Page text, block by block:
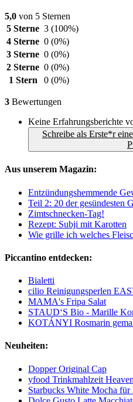
5,0 von 5 Sternen
5 Sterne 3 (100%)
4 Sterne 0 (0%)
3 Sterne 0 (0%)
2 Sterne 0 (0%)
1 Stern
0 (0%)
3 Bewertungen
Keine Erfahrungsberichte
Schreibe als Erste*r
Aus unserem Magazin:
Entzündungshemmende
Teil 2: 20 der gesündesten
Zimtschnecken-Tag!
Rezept: Subji mit Karotten
Wie grille ich welches
Piccantino entdecken:
Bialetti
cilio Reinigungsperlen
MAMA's Fripa Salat
STAUD‘S Bio - Marille
KOTÁNYI Rosmarin
Neuheiten:
Dopper Original Cap
yfood Trinkmahlzeit
Starbucks White Mocha